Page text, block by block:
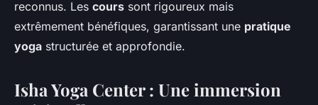
reconnus. Les cours sont rigoureux mais
extrêmement bénéfiques, garantissant une pratique
yoga structurée et approfondie.
Isha Yoga Center : Une immersion